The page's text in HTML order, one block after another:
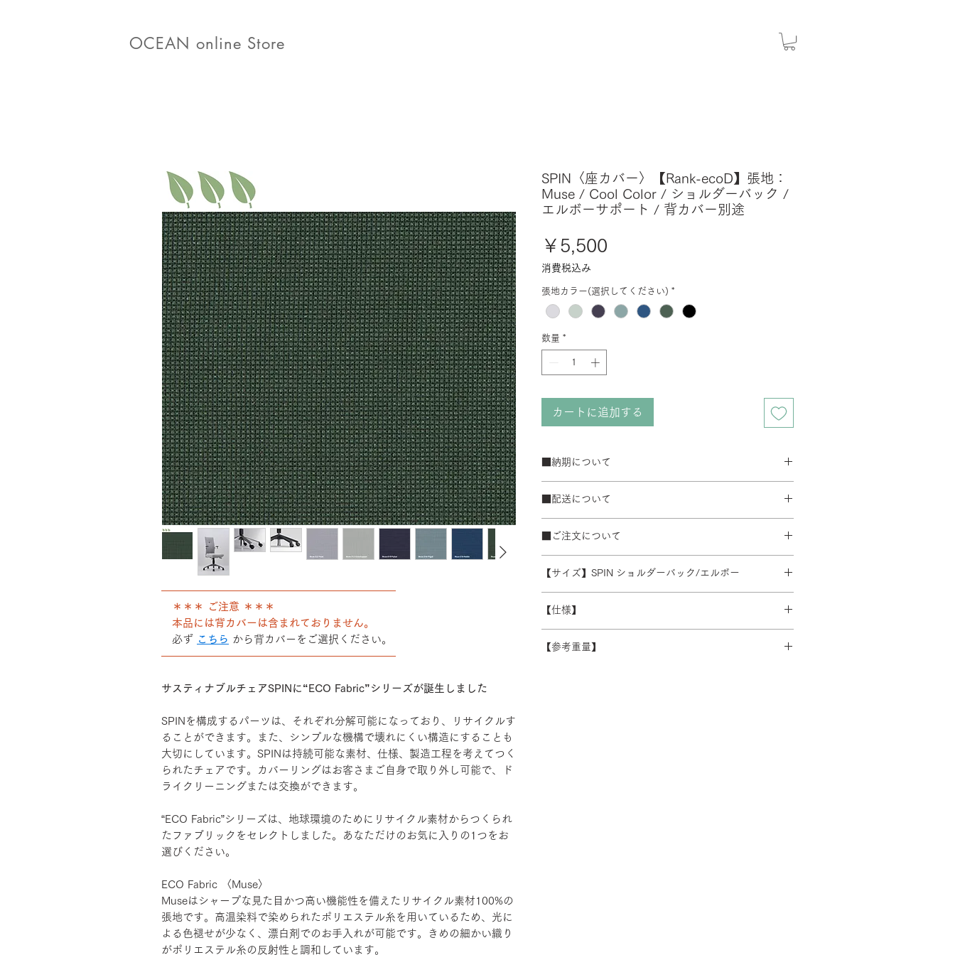
OCEAN online Store
――――――――――――――――――――――
＊＊＊ ご注意 ＊＊＊
本品には背カバーは含まれておりません。
必ず こちら から背カバーをご選択ください。
――――――――――――――――――――――
サスティナブルチェアSPINに“ECO Fabric”シリーズが誕生しました
SPINを構成するパーツは、それぞれ分解可能になっており、リサイクルす
ることができます。また、シンプルな機構で壊れにくい構造にすることも
大切にしています。SPINは持続可能な素材、仕様、製造工程を考えてつく
られたチェアです。カバーリングはお客さまご自身で取り外し可能で、ド
ライクリーニングまたは交換ができます。
“ECO Fabric”シリーズは、地球環境のためにリサイクル素材からつくられ
たファブリックをセレクトしました。あなただけのお気に入りの1つをお
選びください。
ECO Fabric 〈Muse〉
Museはシャープな見た目かつ高い機能性を備えたリサイクル素材100%の
張地です。高温染料で染められたポリエステル糸を用いているため、光に
よる色褪せが少なく、漂白剤でのお手入れが可能です。きめの細かい織り
がポリエステル糸の反射性と調和しています。
SPIN〈座カバー〉【Rank-ecoD】張地：
Muse / Cool Color / ショルダーバック /
エルボーサポート / 背カバー別途
￥5,500
消費税込み
張地カラー(選択してください) *
数量 *
カートに追加する
■納期について
ブラック粉体塗装ベース 3週間程度
50台以上の場合は要相談となります。在庫の有無によっ
て納期が変動することがあります。
■配送について
配送エリアによって料金が異なります。
※数量によって配送方法・配送料を変更することがあり
ます。 離島・一部地域等への配送は、送料のお見積りが
受注生産の為、配送日時については別途ご連絡いたしま
す。詳細なお時間帯のご指定や日曜・祝日の配送指定が
できない場合がございます。あらかじめご了承くださ
■ご注文について
ズ等)、キャンセルはお受けできませんので、ご注意くだ
さい。
【サイズ】SPIN ショルダーバック/エルボー
【仕様】
シート：PP・モールドウレタン
【参考重量】